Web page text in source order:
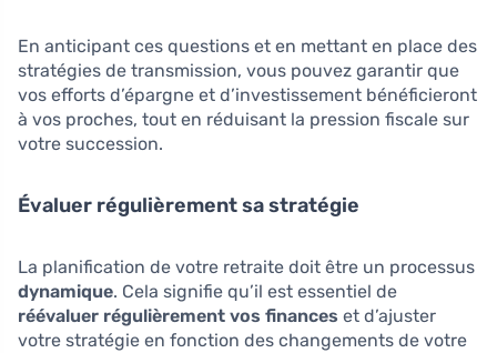
En anticipant ces questions et en mettant en place des
stratégies de transmission, vous pouvez garantir que
vos efforts d’épargne et d’investissement bénéficieront
à vos proches, tout en réduisant la pression fiscale sur
votre succession.
Évaluer régulièrement sa stratégie
La planification de votre retraite doit être un processus
dynamique. Cela signifie qu’il est essentiel de
réévaluer régulièrement vos finances et d’ajuster
votre stratégie en fonction des changements de votre